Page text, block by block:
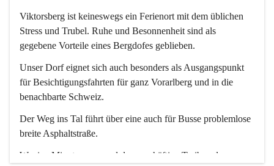
Viktorsberg ist keineswegs ein Ferienort mit dem üblichen
Stress und Trubel. Ruhe und Besonnenheit sind als
gegebene Vorteile eines Bergdofes geblieben.
Unser Dorf eignet sich auch besonders als Ausgangspunkt
für Besichtigungsfahrten für ganz Vorarlberg und in die
benachbarte Schweiz.
Der Weg ins Tal führt über eine auch für Busse problemlose
breite Asphaltstraße.
Wenige Minuten nur, und das geschäftige Treiben der